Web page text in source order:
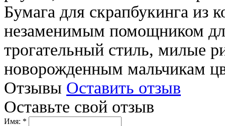
Бумага для скрапбукинга
незаменимым помощником
трогательный стиль, милые
новорожденным мальчикам
Отзывы Оставить отзыв
Оставьте свой отзыв
Имя: *